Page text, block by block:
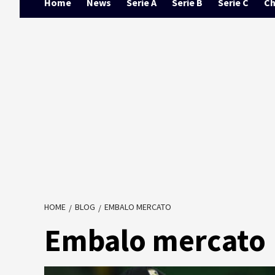
Home News Serie A Serie B Serie C
HOME BLOG EMBALO MERCATO
Embalo mercato